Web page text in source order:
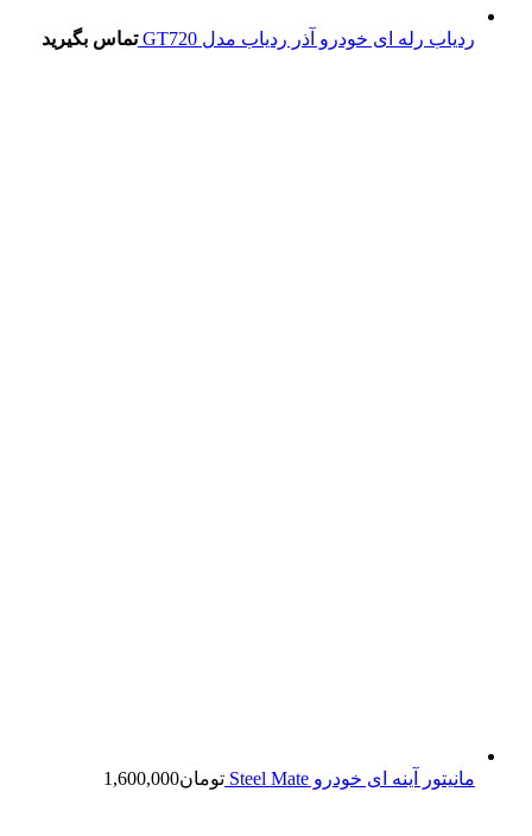
ردیاب رله ای خودرو آذر ردیاب مدل GT720 تماس بگیرید
مانیتور آینه ای خودرو Steel Mate تومان1,600,000